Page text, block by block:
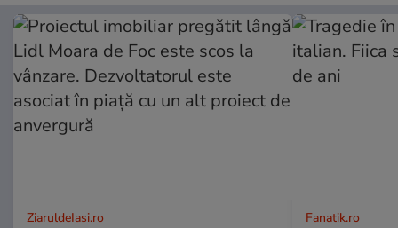
ZiaruldeIasi.ro Fanatik.ro